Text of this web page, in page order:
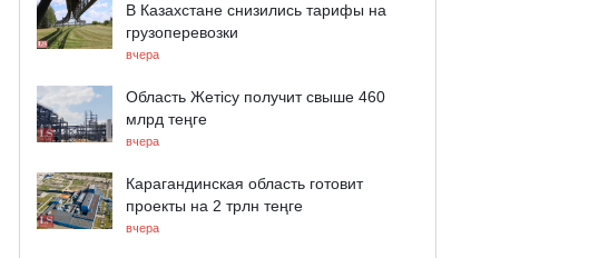
В Казахстане снизились тарифы на
грузоперевозки
вчера
Область Жетісу получит свыше 460
млрд теңге
вчера
Карагандинская область готовит
проекты на 2 трлн теңге
вчера